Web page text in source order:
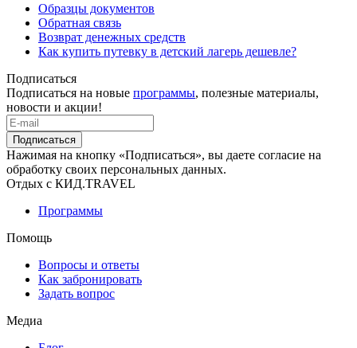
Образцы документов
Обратная связь
Возврат денежных средств
Как купить путевку в детский лагерь дешевле?
Подписаться
Подписаться на новые программы, полезные материалы,
новости и акции!
Подписаться
Нажимая на кнопку «Подписаться», вы даете согласие на
обработку своих персональных данных.
Отдых с КИД.TRAVEL
Программы
Помощь
Вопросы и ответы
Как забронировать
Задать вопрос
Медиа